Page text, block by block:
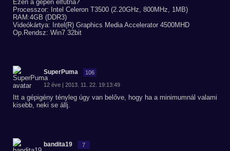
Ezen a gépen elfutna?
Processzor: Intel Celeron T3500 (2.20GHz, 800MHz, 1MB)
RAM:4GB (DDR3)
Videókártya: Intel(R) Graphics Media Accelerator 4500MHD
Op.Rendsz: Win7 32bit
SuperPuma 106
12 éve | 2013. 11. 22. 19:13:49
Itt a gépigény tényleg úgy van belőve, hogy ha a minimumnál valami
kisebb, neki se állj.
bandita19 7